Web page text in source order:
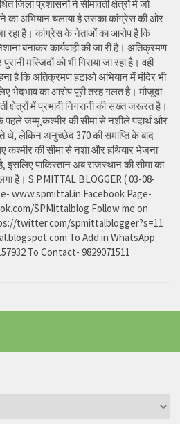
जिला प्रशासनों ने सीमावर्ती क्षेत्रों में जो
का अभियान चलाया है उसका कांग्रेस की ओर
रहा है। कांग्रेस के नेताओं का आरोप है कि
बनाकर कार्यवाही की जा री है। अतिक्रमण
मस्जिदों को भी गिराया जा रहा है। वही
है कि अतिक्रमण हटाओ अभियान में मंदिर भी
भेदभाव का आरोप पूरी तरह गलत है। मौजूदा
क्षेत्रों में प्रभावी निगरानी की सख्त जरूरत है।
जम्मू कश्मीर की सीमा से नशीले पदार्थ और
थे, लेकिन अनुच्छेद 370 की समाप्ति के बाद
कश्मीर की सीमा से नशा और हथियार भेजना
इसलिए पाकिस्तान अब राजस्थान की सीमा का
है। S.P.MITTAL BLOGGER ( 03-08-
www.spmittal.in Facebook Page-
SPMittalblog Follow me on
twitter.com/spmittalblogger?s=11
To Add in WhatsApp
To Contact- 9829071511